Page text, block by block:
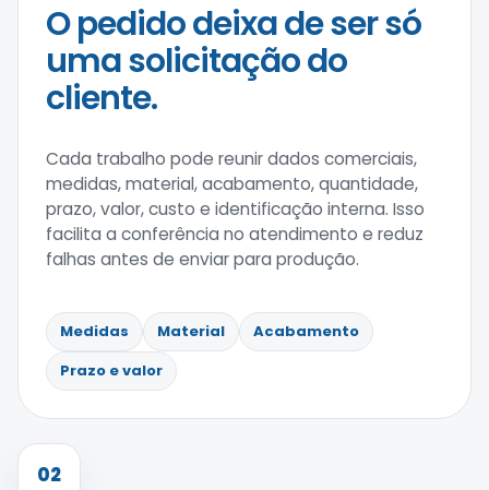
O pedido deixa de ser só
uma solicitação do
cliente.
Cada trabalho pode reunir dados comerciais,
medidas, material, acabamento, quantidade,
prazo, valor, custo e identificação interna. Isso
facilita a conferência no atendimento e reduz
falhas antes de enviar para produção.
Medidas Material
Acabamento
Prazo e valor
02